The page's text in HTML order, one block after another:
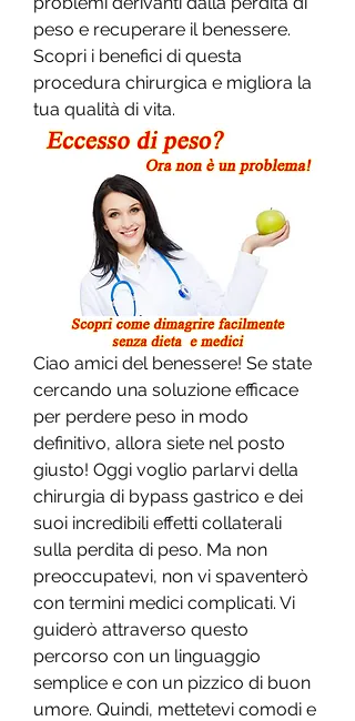
peso e recuperare il benessere.
Scopri i benefici di questa
procedura chirurgica e migliora la
tua qualità di vita.
Ciao amici del benessere! Se state
cercando una soluzione efficace
per perdere peso in modo
definitivo, allora siete nel posto
giusto! Oggi voglio parlarvi della
chirurgia di bypass gastrico e dei
suoi incredibili effetti collaterali
sulla perdita di peso. Ma non
preoccupatevi, non vi spaventerò
con termini medici complicati. Vi
guiderò attraverso questo
percorso con un linguaggio
semplice e con un pizzico di buon
umore. Quindi, mettetevi comodi e